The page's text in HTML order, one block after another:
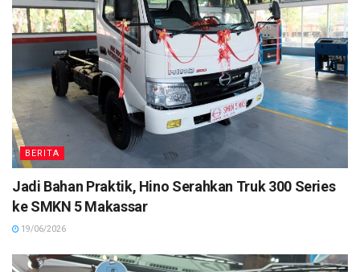
BERITA
Jadi Bahan Praktik, Hino Serahkan Truk 300 Series
ke SMKN 5 Makassar
19/06/2026